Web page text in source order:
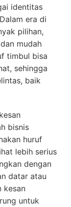
identitas
era di
pilihan,
mudah
timbul bisa
sehingga
baik
bisnis
huruf
lebih serius
dengan
datar atau
kesan
untuk